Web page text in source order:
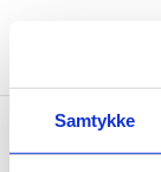
Samtykke